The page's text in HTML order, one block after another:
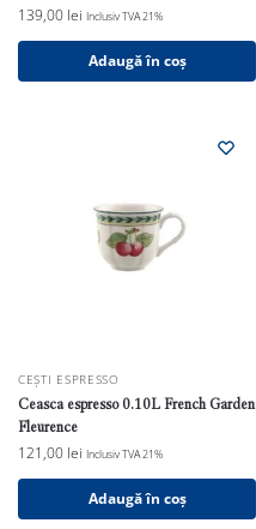
139,00 lei Inclusiv TVA 21%
Adaugă în coș
CEȘTI ESPRESSO
Ceasca espresso 0.10L French Garden
Fleurence
121,00 lei Inclusiv TVA 21%
Adaugă în coș